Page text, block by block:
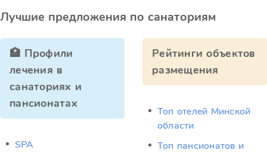
Лучшие предложения по санаториям
🏥 Профили
лечения в
санаториях и
пансионатах
SPA
Рейтинги объектов
размещения
Топ отелей Минской
области
Топ пансионатов и